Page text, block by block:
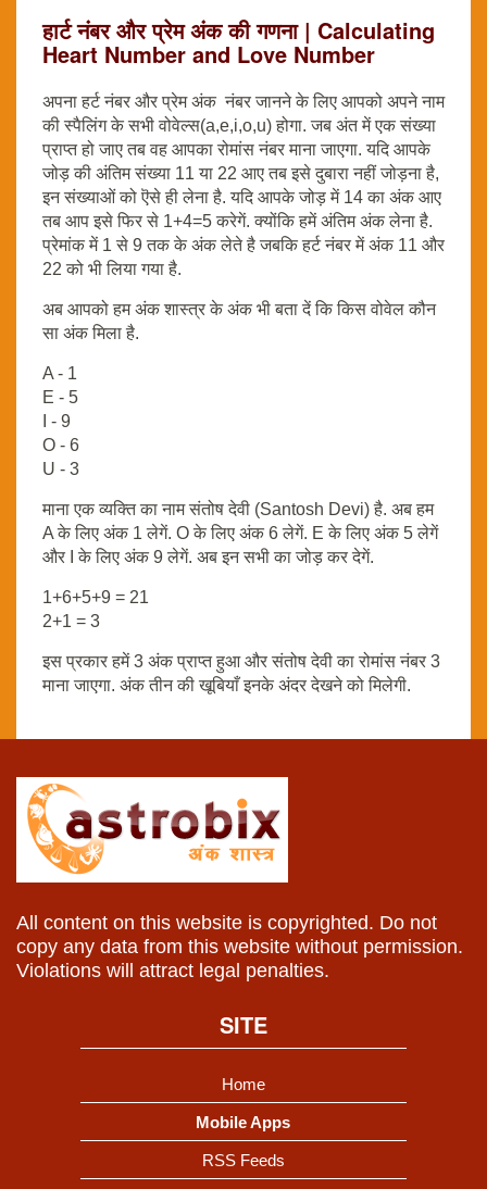
हार्ट नंबर और प्रेम अंक की गणना | Calculating
Heart Number and Love Number
अपना हर्ट नंबर और प्रेम अंक नंबर जानने के लिए आपको अपने नाम
की स्पैलिंग के सभी वोवेल्स(a,e,i,o,u) होगा. जब अंत में एक संख्या
प्राप्त हो जाए तब वह आपका रोमांस नंबर माना जाएगा. यदि आपके
जोड़ की अंतिम संख्या 11 या 22 आए तब इसे दुबारा नहीं जोड़ना है,
इन संख्याओं को ऎसे ही लेना है. यदि आपके जोड़ में 14 का अंक आए
तब आप इसे फिर से 1+4=5 करेगें. क्योंकि हमें अंतिम अंक लेना है.
प्रेमांक में 1 से 9 तक के अंक लेते है जबकि हर्ट नंबर में अंक 11 और
22 को भी लिया गया है.
अब आपको हम अंक शास्त्र के अंक भी बता दें कि किस वोवेल कौन
सा अंक मिला है.
A - 1
E - 5
I - 9
O - 6
U - 3
माना एक व्यक्ति का नाम संतोष देवी (Santosh Devi) है. अब हम
A के लिए अंक 1 लेगें. O के लिए अंक 6 लेगें. E के लिए अंक 5 लेगें
और I के लिए अंक 9 लेगें. अब इन सभी का जोड़ कर देगें.
1+6+5+9 = 21
2+1 = 3
इस प्रकार हमें 3 अंक प्राप्त हुआ और संतोष देवी का रोमांस नंबर 3
माना जाएगा. अंक तीन की खूबियाँ इनके अंदर देखने को मिलेगी.
All content on this website is copyrighted. Do not
copy any data from this website without permission.
Violations will attract legal penalties.
SITE
Home
Mobile Apps
RSS Feeds